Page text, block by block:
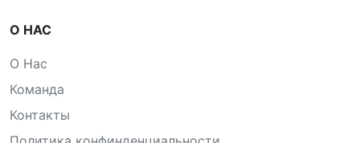
О НАС
О Нас
Команда
Контакты